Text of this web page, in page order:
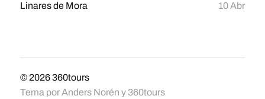
Linares de Mora 10 Abr
© 2026360tours
Tema porAnders Norén y360tours